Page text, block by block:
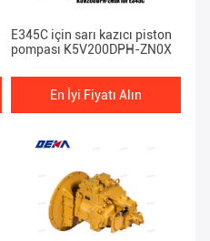
E345C için sarı kazıcı piston
pompası K5V200DPH-ZN0X
En İyi Fiyatı Alın